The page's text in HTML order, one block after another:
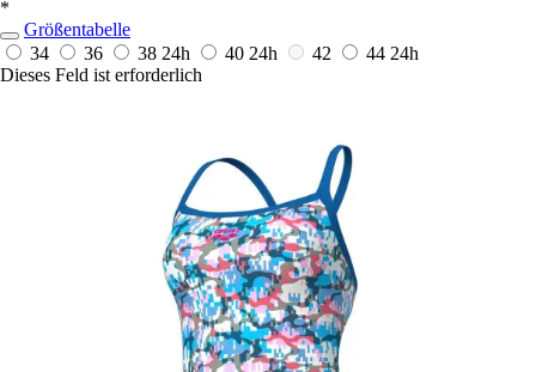
*
Größentabelle
34
36 38 24h 40 24h 42 44 24h
Dieses Feld ist erforderlich